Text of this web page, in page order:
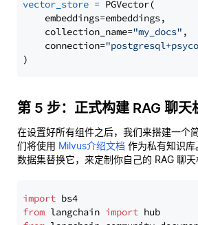
vector_store = PGVector(
    embeddings=embeddings,
    collection_name=
"my_docs" ,
    connection=
第 5 步：正式构建 RAG 聊天
在设置好所有组件之后，我们来搭建一个
们将使用 Milvus介绍文档 作为私有知识
数据集替换它，来定制你自己的 RAG 聊天
import
from langchain import